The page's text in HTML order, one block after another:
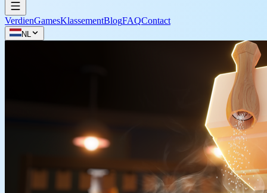
VerdienGamesKlassementBlogFAQContact
NL